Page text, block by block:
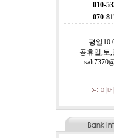
010-
070-
평일
공휴일,토
이